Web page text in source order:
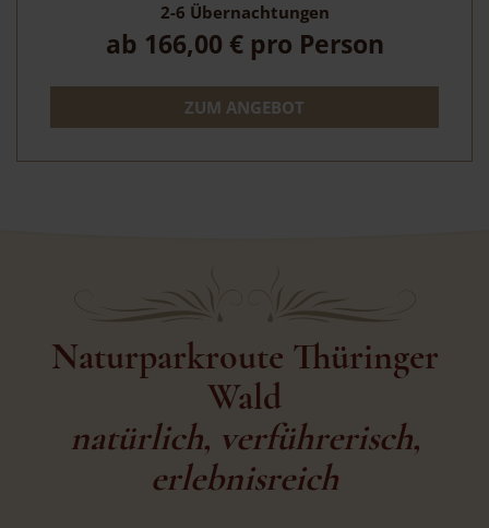
2-6 Übernachtungen
ab 166,00 € pro Person
ZUM ANGEBOT
Naturparkroute Thüringer
Wald
natürlich, verführerisch,
erlebnisreich